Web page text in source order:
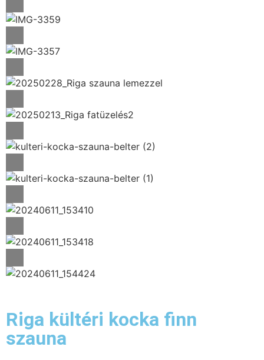
Riga kültéri kocka finn
szauna